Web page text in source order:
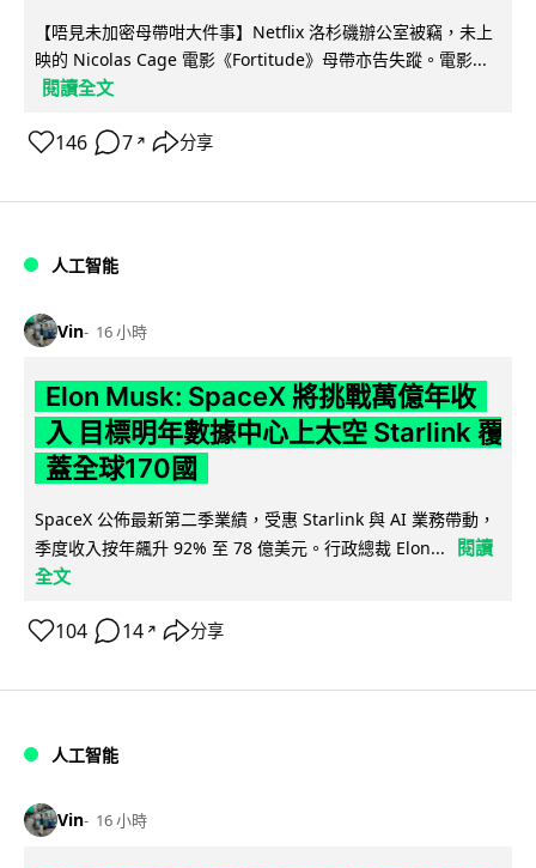
【唔見未加密母帶咁大件事】Netflix 洛杉磯辦公室被竊，未上
映的 Nicolas Cage 電影《Fortitude》母帶亦告失蹤。電影...
閱讀全文
146 7 ↗ 分享
人工智能
Vin 16 小時
Elon Musk: SpaceX 將挑戰萬億年收
入 目標明年數據中心上太空 Starlink 覆
蓋全球170國
SpaceX 公佈最新第二季業績，受惠 Starlink 與 AI 業務帶動，
季度收入按年飆升 92% 至 78 億美元。行政總裁 Elon...
閱讀
全文
104 14 ↗ 分享
人工智能
Vin 16 小時